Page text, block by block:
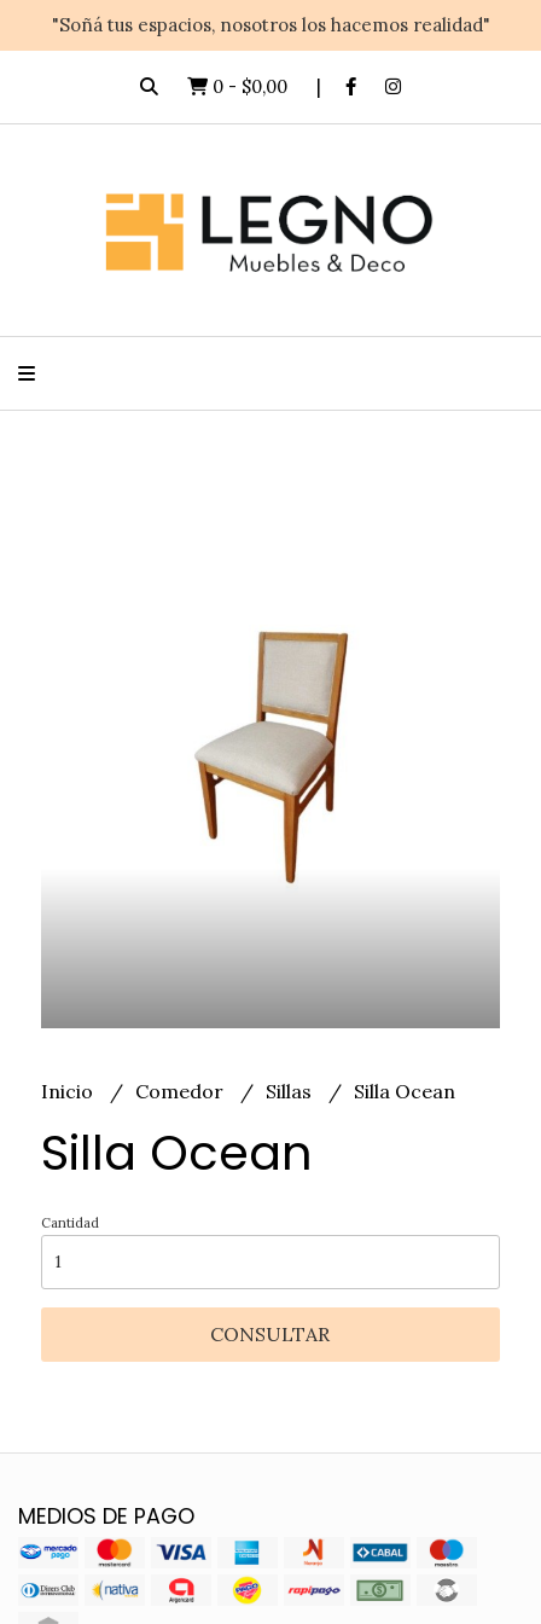
"Soñá tus espacios, nosotros los hacemos realidad"
0 - $0,00
Inicio Comedor Sillas Silla Ocean
Silla Ocean
Cantidad
CONSULTAR
MEDIOS DE PAGO